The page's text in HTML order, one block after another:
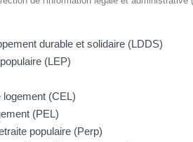
durable et solidaire (LDDS)
(LEP)
(CEL)
(PEL)
populaire (Perp)